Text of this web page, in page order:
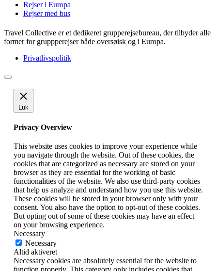
Rejser i Europa
Rejser med bus
Travel Collective er et dedikeret grupperejsebureau, der tilbyder alle
former for gruppperejser både oversøisk og i Europa.
Privatlivspolitik
Luk
Privacy Overview
This website uses cookies to improve your experience while
you navigate through the website. Out of these cookies, the
cookies that are categorized as necessary are stored on your
browser as they are essential for the working of basic
functionalities of the website. We also use third-party cookies
that help us analyze and understand how you use this website.
These cookies will be stored in your browser only with your
consent. You also have the option to opt-out of these cookies.
But opting out of some of these cookies may have an effect
on your browsing experience.
Necessary
Necessary
Altid aktiveret
Necessary cookies are absolutely essential for the website to
function properly. This category only includes cookies that